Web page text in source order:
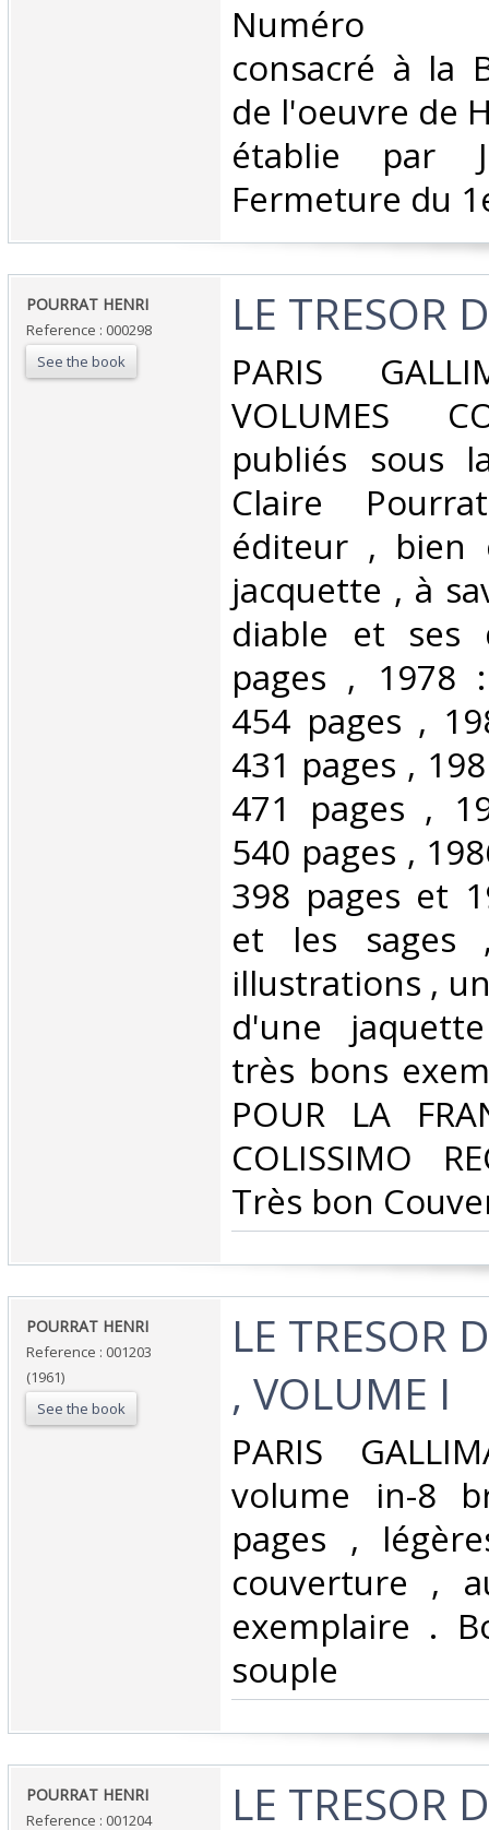
‎Numéro
consacré à la
de l'oeuvre de
établie par
Fermeture du
‎POURRAT HENRI‎
Reference : 000298
See the book
‎LE TRESOR
‎PARIS
VOLUMES
publiés sous
Claire
éditeur , bien
jacquette , à
diable et ses
pages , 1978
454 pages ,
431 pages ,
471 pages ,
540 pages ,
398 pages et
et les sages
illustrations ,
d'une
très bons
POUR LA
COLISSIMO
Très bon
‎POURRAT HENRI‎
Reference : 001203
(1961)
See the book
‎LE TRESOR
, VOLUME I‎
‎PARIS
volume in-8
pages ,
couverture ,
exemplaire .
souple ‎
‎POURRAT HENRI‎
Reference : 001204 ‎LE TRESOR